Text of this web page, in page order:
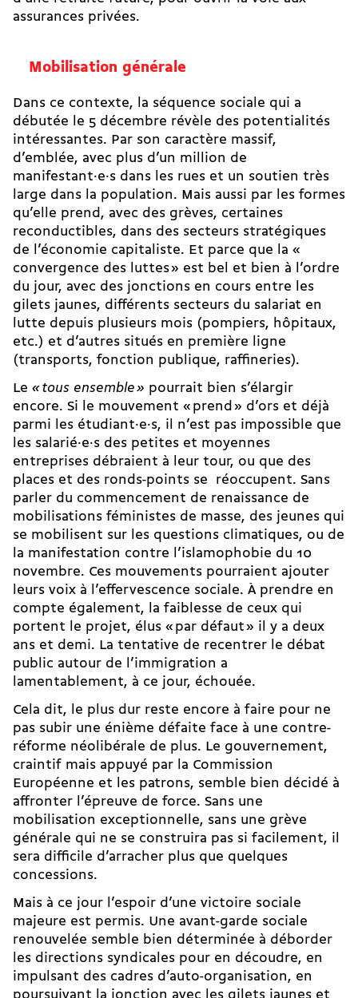
assurances privées.
Mobilisation générale
Dans ce contexte, la séquence sociale qui a
débutée le 5 décembre révèle des potentialités
intéressantes. Par son caractère massif,
d’emblée, avec plus d’un million de
manifestant·e·s dans les rues et un soutien très
large dans la population. Mais aussi par les formes
qu’elle prend, avec des grèves, certaines
reconductibles, dans des secteurs stratégiques
de l’économie capitaliste. Et parce que la «
convergence des luttes » est bel et bien à l’ordre
du jour, avec des jonctions en cours entre les
gilets jaunes, différents secteurs du salariat en
lutte depuis plusieurs mois (pompiers, hôpitaux,
etc.) et d’autres situés en première ligne
(transports, fonction publique, raffineries).
Le « tous ensemble » pourrait bien s’élargir
encore. Si le mouvement « prend » d’ors et déjà
parmi les étudiant·e·s, il n’est pas impossible que
les salarié·e·s des petites et moyennes
entreprises débraient à leur tour, ou que des
places et des ronds-points se réoccupent. Sans
parler du commencement de renaissance de
mobilisations féministes de masse, des jeunes qui
se mobilisent sur les questions climatiques, ou de
la manifestation contre l’islamophobie du 10
novembre. Ces mouvements pourraient ajouter
leurs voix à l’effervescence sociale. À prendre en
compte également, la faiblesse de ceux qui
portent le projet, élus « par défaut » il y a deux
ans et demi. La tentative de recentrer le débat
public autour de l’immigration a
lamentablement, à ce jour, échouée.
Cela dit, le plus dur reste encore à faire pour ne
pas subir une énième défaite face à une contre-
réforme néolibérale de plus. Le gouvernement,
craintif mais appuyé par la Commission
Européenne et les patrons, semble bien décidé à
affronter l’épreuve de force. Sans une
mobilisation exceptionnelle, sans une grève
générale qui ne se construira pas si facilement, il
sera difficile d’arracher plus que quelques
concessions.
Mais à ce jour l’espoir d’une victoire sociale
majeure est permis. Une avant-garde sociale
renouvelée semble bien déterminée à déborder
les directions syndicales pour en découdre, en
impulsant des cadres d’auto-organisation, en